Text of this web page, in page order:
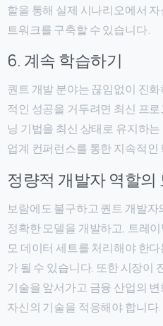
할을 통해 실제 시나리오에서
트워크를 구축할 수 있습니다.
6. 계속 학습하기
퀀트 개발 분야는 끊임없이 진
적인 성공을 거두려면 최신 프
닝 기법을 최신 상태로 유지하
업계 컨퍼런스를 통한 지속적인
정량적 개발자 역할의
보람에도 불구하고 퀀트 개발
정확한 모델을 개발하고, 트레
모 데이터 세트를 처리해야 한
가 될 수 있습니다. 또한 시장이
기술을 앞서가고 금융 산업의
자신의 기술을 적응해야 합니다.